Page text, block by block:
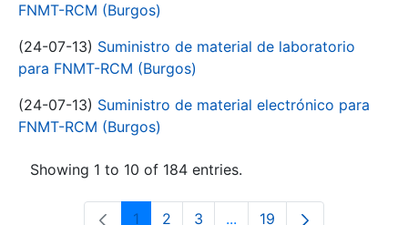
FNMT-RCM (Burgos)
(24-07-13) Suministro de material de laboratorio
para FNMT-RCM (Burgos)
(24-07-13) Suministro de material electrónico para
FNMT-RCM (Burgos)
Showing 1 to 10 of 184 entries.
1 2 3 ... 19